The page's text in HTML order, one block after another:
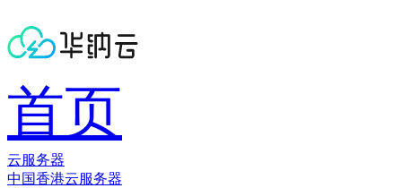
首页
云服务器
中国香港云服务器